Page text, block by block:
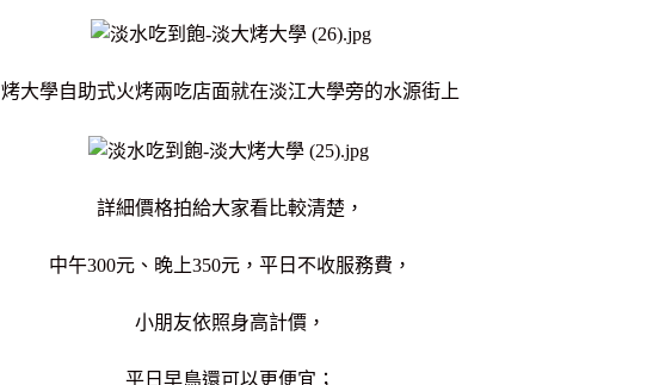
烤大學自助式火烤兩吃店面就在淡江大學旁的水源街上
詳細價格拍給大家看比較清楚，
中午300元、晚上350元，平日不收服務費，
小朋友依照身高計價，
平日早鳥還可以更便宜；